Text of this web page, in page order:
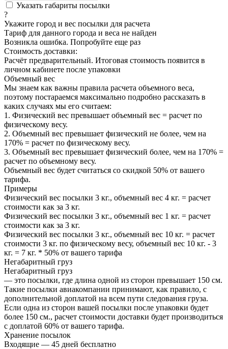
Указать габариты посылки
?
Укажите город и вес посылки для расчета
Тариф для данного города и веса не найден
Возникла ошибка. Попробуйте еще раз
Стоимость доставки:
Расчёт предварительный. Итоговая стоимость появится в
личном кабинете после упаковки
Объемный вес
Мы знаем как важны правила расчета объемного веса,
поэтому постараемся максимально подробно рассказать в
каких случаях мы его считаем:
1. Физический вес превышает объемный вес = расчет по
физическому весу.
2. Объемный вес превышает физический не более, чем на
170% = расчет по физическому весу.
3. Объемный вес превышает физический более, чем на 170% =
расчет по объемному весу.
Объемный вес будет считаться со скидкой 50% от вашего
тарифа.
Примеры
Физический вес посылки 3 кг., объемный вес 4 кг. = расчет
стоимости как за 3 кг.
Физический вес посылки 3 кг., объемный вес 1 кг. = расчет
стоимости как за 3 кг.
Физический вес посылки 3 кг., объемный вес 10 кг. = расчет
стоимости 3 кг. по физическому весу, объемный вес 10 кг. - 3
кг. = 7 кг. * 50% от вашего тарифа
Негабаритный груз
Негабаритный груз
— это посылки, где длина одной из сторон превышает 150 см.
Такие посылки авиакомпании принимают, как правило, с
дополнительной доплатой на всем пути следования груза.
Если одна из сторон вашей посылки после упаковки будет
более 150 см., расчет стоимости доставки будет производиться
с доплатой 60% от вашего тарифа.
Хранение посылок
Входящие — 45 дней бесплатно